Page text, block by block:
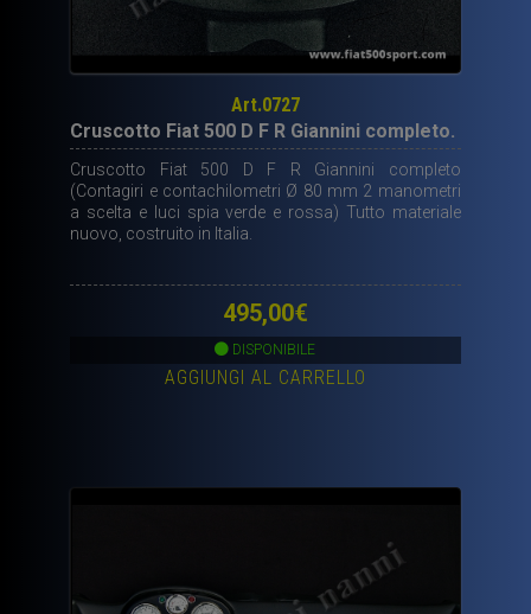
Art.0727
Cruscotto Fiat 500 D F R Giannini completo.
Cruscotto Fiat 500 D F R Giannini completo
(Contagiri e contachilometri Ø 80 mm 2 manometri
a scelta e luci spia verde e rossa) Tutto materiale
nuovo, costruito in Italia.
495,00€
DISPONIBILE
AGGIUNGI AL CARRELLO